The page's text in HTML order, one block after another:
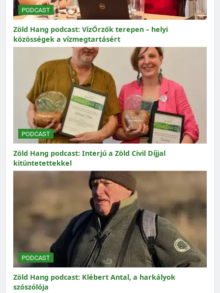
PODCAST
Zöld Hang podcast: VízŐrzők terepen – helyi
közösségek a vízmegtartásért
PODCAST
Zöld Hang podcast: Interjú a Zöld Civil Díjjal
kitüntetettekkel
PODCAST
Zöld Hang podcast: Klébert Antal, a harkályok
szószólója